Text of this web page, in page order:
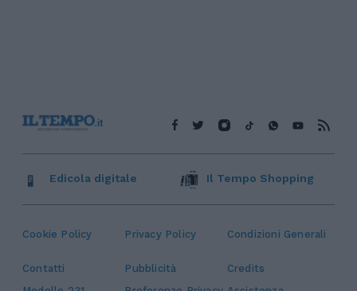
Cookie Policy Privacy Policy Condizioni Generali
Contatti Pubblicità
Credits
Edicola digitale Il Tempo Shopping